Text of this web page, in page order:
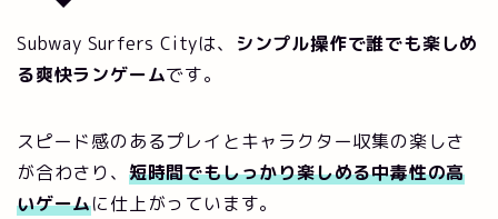
Subway Surfers Cityは、 シンプル操作で誰でも楽しめ
る爽快ランゲームです。
スピード感のあるプレイとキャラクター収集の楽しさ
が合わさり、 短時間でもしっかり楽しめる中毒性の高
いゲームに仕上がっています。